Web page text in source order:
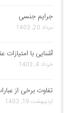
جرایم جنسی
مرداد 20, 1403
آشنایی با
خرداد 4, 1403
تفاوت برخی از
اردیبهشت 19, 1403